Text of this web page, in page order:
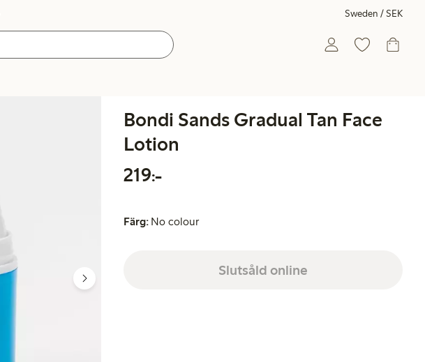
Sweden / SEK
Bondi Sands Gradual Tan Face
Lotion
219:-
Färg: No colour
Slutsåld online